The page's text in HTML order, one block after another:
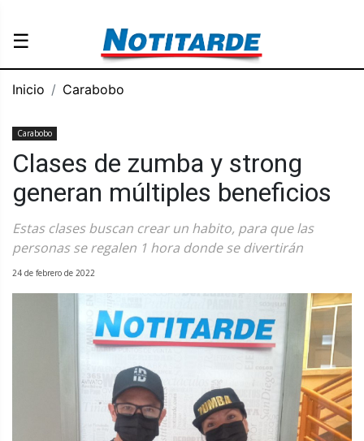
☰
Inicio Carabobo
Carabobo
Clases de zumba y strong
generan múltiples beneficios
Estas clases buscan crear un habito, para que las
personas se regalen 1 hora donde se divertirán
24 de febrero de 2022